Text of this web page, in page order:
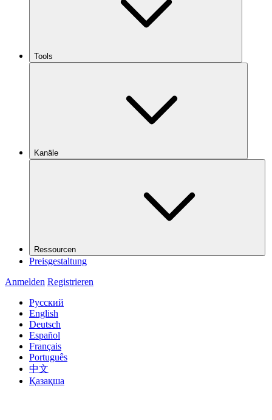
Tools
Kanäle
Ressourcen
Preisgestaltung
Anmelden Registrieren
Русский
English
Deutsch
Español
Français
Português
中文
Қазақша